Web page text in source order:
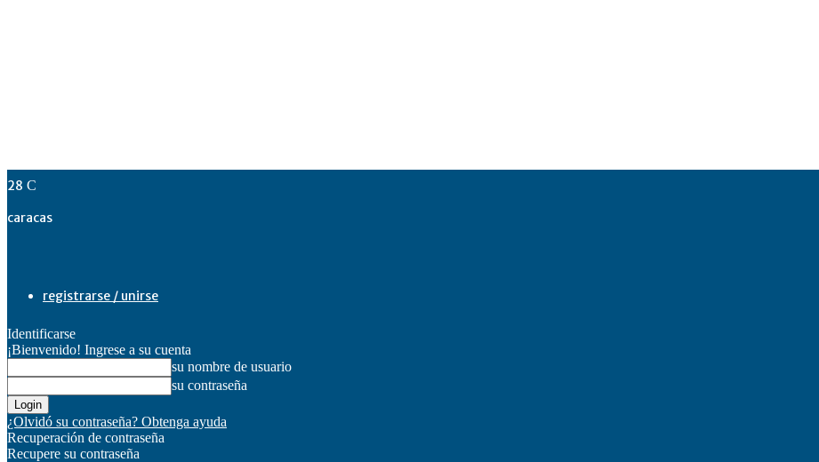
28 C
caracas
registrarse / unirse
Identificarse
¡Bienvenido! Ingrese a su cuenta
su nombre de usuario
su contraseña
¿Olvidó su contraseña? Obtenga ayuda
Recuperación de contraseña
Recupere su contraseña